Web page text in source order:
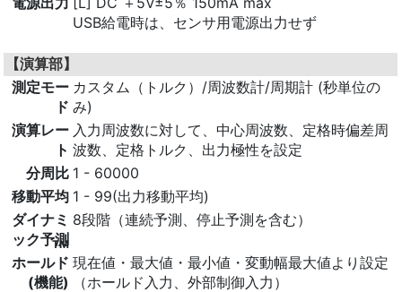
USB給電時は、センサ用電源出力せず
【演算部】
測定モー
ド
カスタム（トルク）/周波数計/周期計 (秒単位の
み)
演算レー
ト
入力周波数に対して、中心周波数、定格時偏差周
波数、定格トルク、出力極性を設定
分周比 1 - 60000
移動平均 1 - 99(出力移動平均)
ダイナミ
ック予測
TM
8段階（連続予測、停止予測を含む）
ホールド
(機能)
現在値・最大値・最小値・変動幅最大値より設定
（ホールド入力、外部制御入力）